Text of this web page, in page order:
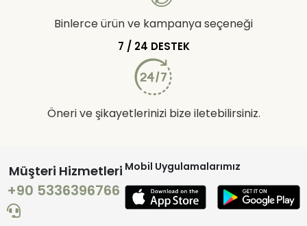
Binlerce ürün ve kampanya seçeneği
7 / 24 DESTEK
Öneri ve şikayetlerinizi bize iletebilirsiniz.
Müşteri Hizmetleri
+90 5336396766
Mobil Uygulamalarımız